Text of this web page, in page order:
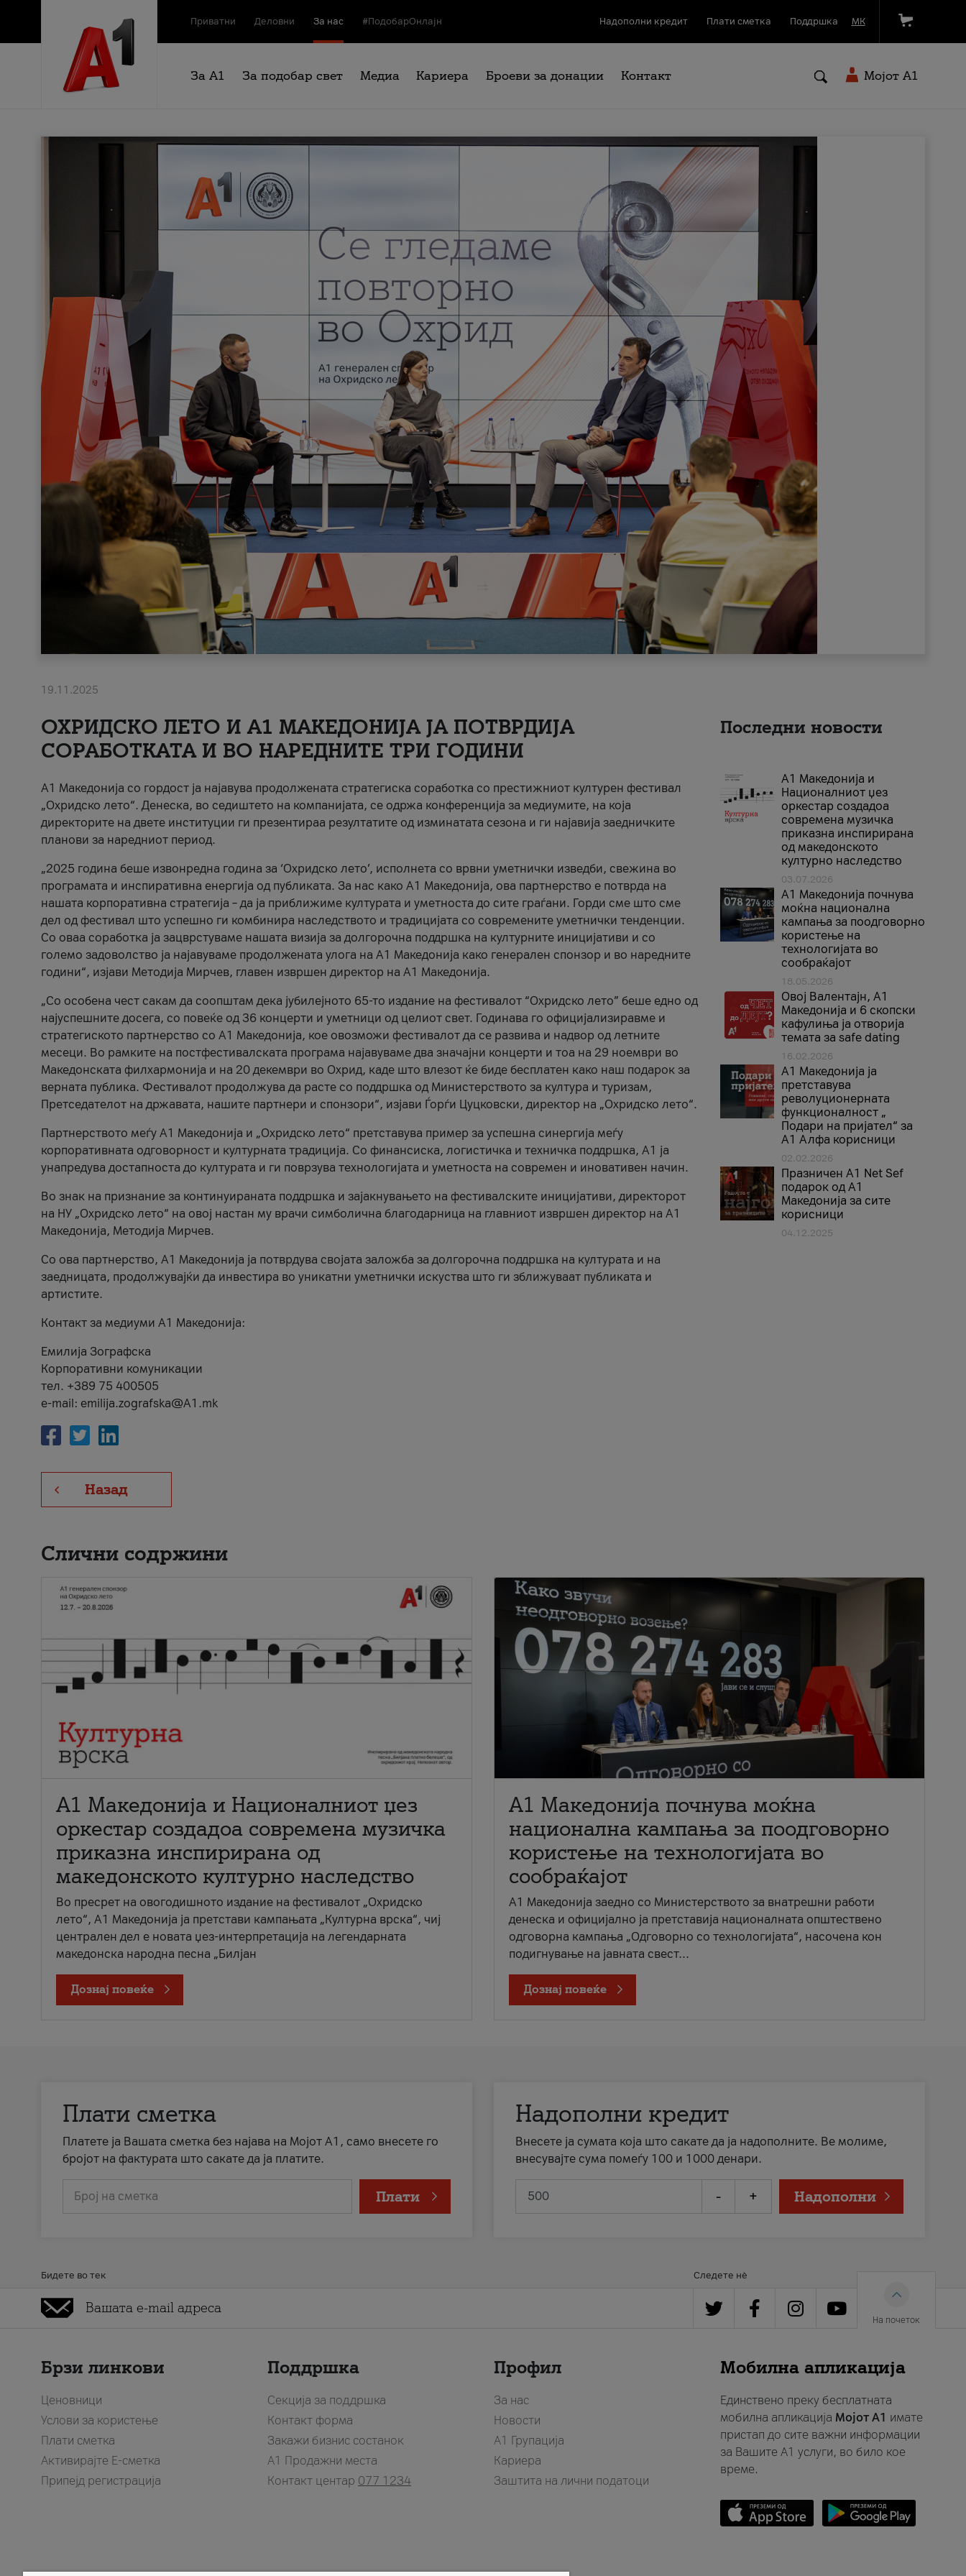
Приватни Деловни За нас #ПодобарОнлајн Надополни кредит Плати сметка Поддршка МК
За А1 За подобар свет Медиа Кариера Броеви за донации Контакт Мојот A1
19.11.2025
ОХРИДСКО ЛЕТО И A1 МАКЕДОНИЈА ЈА ПОТВРДИЈА
СОРАБОТКАТА И ВО НАРЕДНИТЕ ТРИ ГОДИНИ
A1 Македонија со гордост ја најавува продолжената стратегиска соработка со престижниот културен фестивал
„Охридско лето“. Денеска, во седиштето на компанијата, се одржа конференција за медиумите, на која
директорите на двете институции ги презентираа резултатите од изминатата сезона и ги најавија заедничките
планови за наредниот период.
„2025 година беше извонредна година за ‘Охридско лето’, исполнета со врвни уметнички изведби, свежина во
програмата и инспиративна енергија од публиката. За нас како A1 Македонија, ова партнерство е потврда на
нашата корпоративна стратегија – да ја приближиме културата и уметноста до сите граѓани. Горди сме што сме
дел од фестивал што успешно ги комбинира наследството и традицијата со современите уметнички тенденции.
Со оваа соработка ја зацврстуваме нашата визија за долгорочна поддршка на културните иницијативи и со
големо задоволство ја најавуваме продолжената улога на A1 Македонија како генерален спонзор и во наредните
години“, изјави Методија Мирчев, главен извршен директор на A1 Македонија.
„Со особена чест сакам да соопштам дека јубилејното 65-то издание на фестивалот “Охридско лето” беше едно од
најуспешните досега, со повеќе од 36 концерти и уметници од целиот свет. Годинава го официјализиравме и
стратегиското партнерство со А1 Македонија, кое овозможи фестивалот да се развива и надвор од летните
месеци. Во рамките на постфестивалската програма најавуваме два значајни концерти и тоа на 29 ноември во
Македонската филхармонија и на 20 декември во Охрид, каде што влезот ќе биде бесплатен како наш подарок за
верната публика. Фестивалот продолжува да расте со поддршка од Министерството за култура и туризам,
Претседателот на државата, нашите партнери и спонзори“, изјави Ѓорѓи Цуцковски, директор на „Охридско лето“.
Партнерството меѓу A1 Македонија и „Охридско лето“ претставува пример за успешна синергија меѓу
корпоративната одговорност и културната традиција. Со финансиска, логистичка и техничка поддршка, A1 ја
унапредува достапноста до културата и ги поврзува технологијата и уметноста на современ и иновативен начин.
Во знак на признание за континуираната поддршка и зајакнувањето на фестивалските иницијативи, директорот
на НУ „Охридско лето“ на овој настан му врачи симболична благодарница на главниот извршен директор на A1
Македонија, Методија Мирчев.
Со ова партнерство, A1 Македонија ја потврдува својата заложба за долгорочна поддршка на културата и на
заедницата, продолжувајќи да инвестира во уникатни уметнички искуства што ги зближуваат публиката и
артистите.
Контакт за медиуми А1 Македонија:
Емилија Зографска
Корпоративни комуникации
тел. +389 75 400505
e-mail: emilija.zografska@A1.mk
Назад
Последни новости
А1 Македонија и
Националниот џез
оркестар создадоа
современа музичка
приказна инспирирана
од македонското
културно наследство
03.07.2026
A1 Македонија почнува
моќна национална
кампања за поодговорно
користење на
технологијата во
сообраќајот
18.05.2026
Овој Валентајн, A1
Македонија и 6 скопски
кафулиња ја отворија
темата за safe dating
16.02.2026
А1 Македонија ја
претставува
револуционерната
функционалност „
Подари на пријател“ за
А1 Алфа корисници
02.02.2026
Празничен A1 Net Sеf
подарок од А1
Македонија за сите
корисници
04.12.2025
Слични содржини
А1 Македонија и Националниот џез
оркестар создадоа современа музичка
приказна инспирирана од
македонското културно наследство
Во пресрет на овогодишното издание на фестивалот „Охридско
лето“, А1 Македонија ја претстави кампањата „Културна врска“, чиј
централен дел е новата џез-интерпретација на легендарната
македонска народна песна „Билјан
Дознај повеќе
A1 Македонија почнува моќна
национална кампања за поодговорно
користење на технологијата во
сообраќајот
A1 Македонија заедно со Министерството за внатрешни работи
денеска и официјално ја претставија националната општествено
одговорна кампања „Одговорно со технологијата“, насочена кон
подигнување на јавната свест...
Дознај повеќе
Плати сметка
Платете ја Вашата сметка без најава на Мојот А1, само внесете го
бројот на фактурата што сакате да ја платите.
Број на сметка Плати
Надополни кредит
Внесете ја сумата која што сакате да ја надополните. Ве молиме,
внесувајте сума помеѓу 100 и 1000 денари.
- + Надополни
Бидете во тек Следете нè
На почеток
Брзи линкови
Ценовници
Услови за користење
Плати сметка
Активирајте Е-сметка
Припејд регистрација
Поддршка
Секција за поддршка
Контакт форма
Закажи бизнис состанок
A1 Продажни места
Контакт центар 077 1234
Профил
За нас
Новости
А1 Групација
Кариера
Заштита на лични податоци
Мобилна апликација
Единствено преку бесплатната
мобилна апликација Мојот A1 имате
пристап до сите важни информации
за Вашите A1 услуги, во било кое
време.